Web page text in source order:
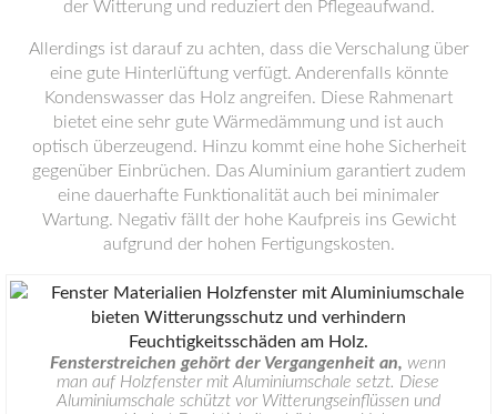
der Witterung und reduziert den Pflegeaufwand.
Allerdings ist darauf zu achten, dass die Verschalung über
eine gute Hinterlüftung verfügt. Anderenfalls könnte
Kondenswasser das Holz angreifen. Diese Rahmenart
bietet eine sehr gute Wärmedämmung und ist auch
optisch überzeugend. Hinzu kommt eine hohe Sicherheit
gegenüber Einbrüchen. Das Aluminium garantiert zudem
eine dauerhafte Funktionalität auch bei minimaler
Wartung. Negativ fällt der hohe Kaufpreis ins Gewicht
aufgrund der hohen Fertigungskosten.
Fensterstreichen gehört der Vergangenheit an, wenn
man auf Holzfenster mit Aluminiumschale setzt. Diese
Aluminiumschale schützt vor Witterungseinflüssen und